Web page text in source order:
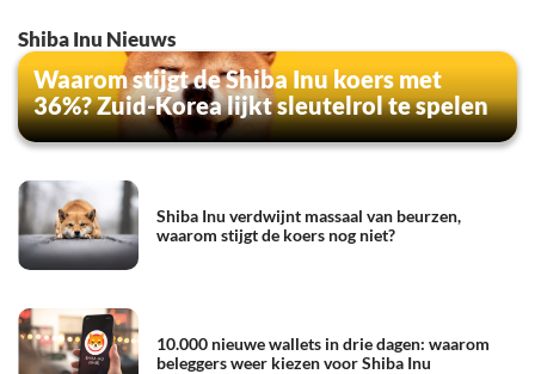
Shiba Inu Nieuws
Waarom stijgt de Shiba Inu koers met
36%? Zuid-Korea lijkt sleutelrol te spelen
Shiba Inu verdwijnt massaal van beurzen,
waarom stijgt de koers nog niet?
10.000 nieuwe wallets in drie dagen: waarom
beleggers weer kiezen voor Shiba Inu